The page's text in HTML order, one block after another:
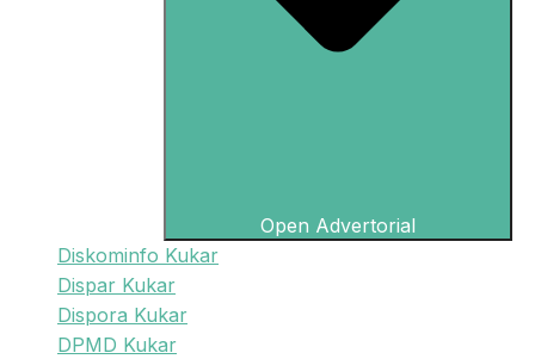
Open Advertorial
Diskominfo Kukar
Dispar Kukar
Dispora Kukar
DPMD Kukar